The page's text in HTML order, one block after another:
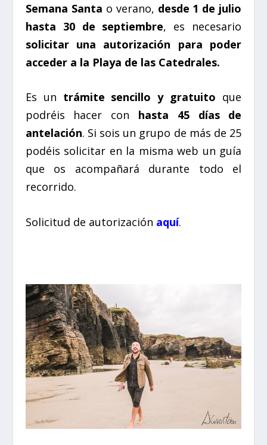
Semana Santa o verano, desde 1 de julio
hasta 30 de septiembre, es necesario
solicitar una autorización para poder
acceder a la Playa de las Catedrales.
Es un trámite sencillo y gratuito que
podréis hacer con hasta 45 días de
antelación. Si sois un grupo de más de 25
podéis solicitar en la misma web un guía
que os acompañará durante todo el
recorrido.
Solicitud de autorización aquí.